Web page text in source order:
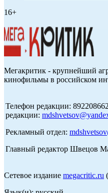
16+
Мегакритик - крупнейший
кинофильмы в российском
Телефон редакции:
редакции:
Рекламный отдел:
Главный редактор Швецов
Сетевое издание megacritic.ru